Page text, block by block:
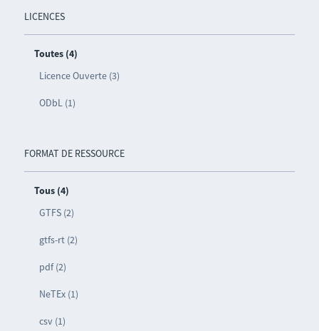
LICENCES
Toutes (4)
Licence Ouverte (3)
ODbL (1)
FORMAT DE RESSOURCE
Tous (4)
GTFS (2)
gtfs-rt (2)
pdf (2)
NeTEx (1)
csv (1)